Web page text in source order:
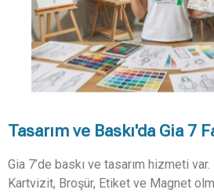
Tasarım ve Baskı'da Gia 7
Gia 7’de baskı ve tasarım hizmeti
Kartvizit, Broşür, Etiket ve Magnet